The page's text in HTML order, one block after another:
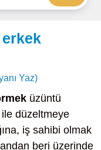
erkek
Yaz)
üzüntü
ile düzeltmeye
iş sahibi olmak
beri üzerinde